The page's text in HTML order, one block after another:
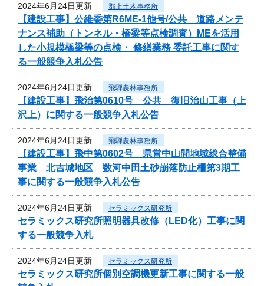
2024年6月24日更新 郡上土木事務所
【建設工事】公維委第R6ME-1他号/公共 道路メンテ
ナンス補助（トンネル・橋梁等点検調査）MEを活用
した小規模橋梁等の点検・ 修繕業務 委託工事に関す
る一般競争入札公告
2024年6月24日更新 飛騨農林事務所
【建設工事】飛治第0610号 公共 復旧治山工事（上
沢上）に関する一般競争入札公告
2024年6月24日更新 飛騨農林事務所
【建設工事】飛中第0602号 県営中山間地域総合整備
事業 北吉城地区 数河中田土砂崩落防止柵第3期工
事に関する一般競争入札公告
2024年6月24日更新 セラミックス研究所
セラミックス研究所照明器具改修（LED化）工事に関
する一般競争入札
2024年6月24日更新 セラミックス研究所
セラミックス研究所個別空調機更新工事に関する一般